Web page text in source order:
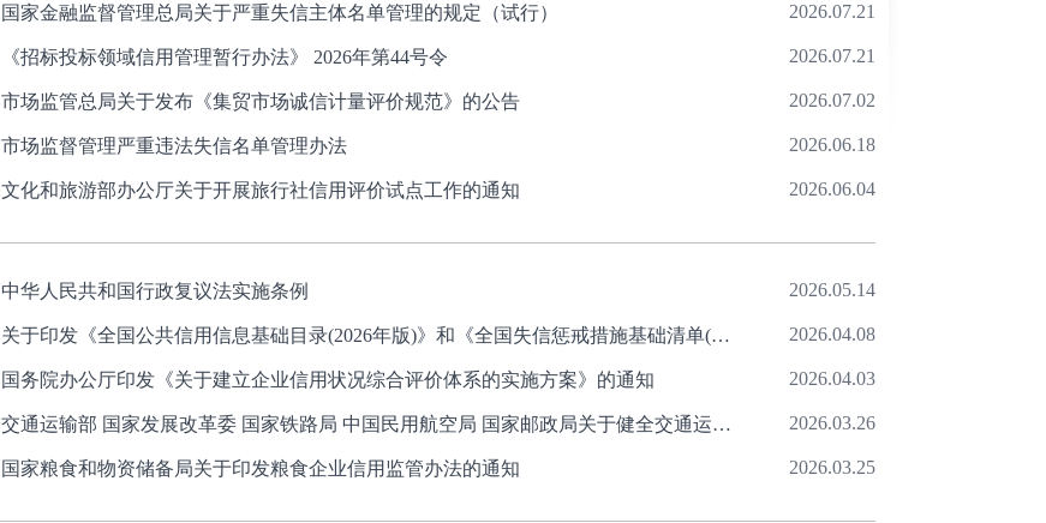
2026.07.21
国家金融监督管理总局关于严重失信主体名单管理的规定（试行）
2026.07.21
《招标投标领域信用管理暂行办法》 2026年第44号令
2026.07.02
市场监管总局关于发布《集贸市场诚信计量评价规范》的公告
2026.06.18
市场监督管理严重违法失信名单管理办法
2026.06.04
文化和旅游部办公厅关于开展旅行社信用评价试点工作的通知
2026.05.14
中华人民共和国行政复议法实施条例
2026.04.08
关于印发《全国公共信用信息基础目录(2026年版)》和《全国失信惩戒措施基础清单(2026年版)》的通知(发改财金〔2026〕447号)
2026.04.03
国务院办公厅印发《关于建立企业信用状况综合评价体系的实施方案》的通知
2026.03.26
交通运输部 国家发展改革委 国家铁路局 中国民用航空局 国家邮政局关于健全交通运输行业信用体系的实施意见
2026.03.25
国家粮食和物资储备局关于印发粮食企业信用监管办法的通知